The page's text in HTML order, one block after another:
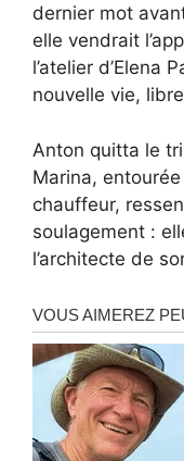
dernier mot
elle vendrait
l’atelier d’Elena
nouvelle vie,
Anton quitta le
Marina,
chauffeur,
soulagement :
l’architecte de